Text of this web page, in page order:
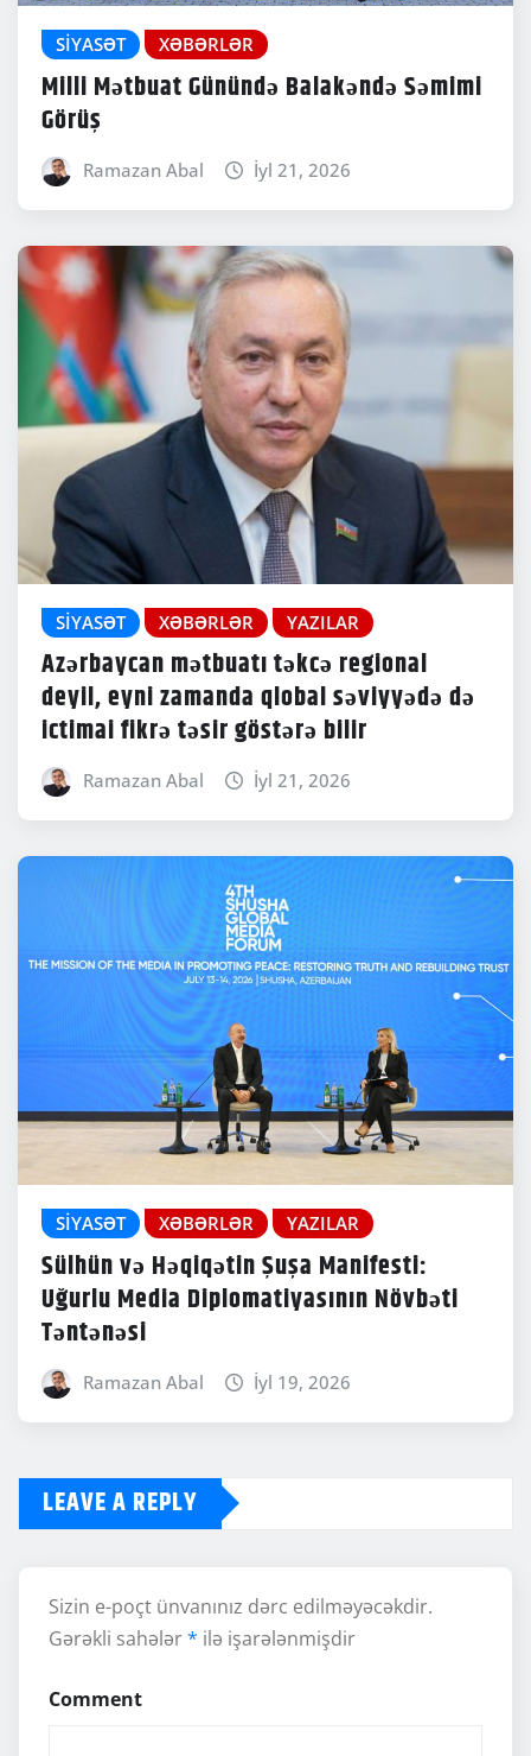
SIYASƏT XƏBƏRLƏR
Milli Mətbuat Günündə Balakəndə Səmimi
Görüş
Ramazan Abal İyl 21, 2026
SIYASƏT XƏBƏRLƏR YAZILAR
Azərbaycan mətbuatı təkcə regional
deyil, eyni zamanda qlobal səviyyədə də
ictimai fikrə təsir göstərə bilir
Ramazan Abal İyl 21, 2026
SIYASƏT XƏBƏRLƏR YAZILAR
Sülhün və Həqiqətin Şuşa Manifesti:
Uğurlu Media Diplomatiyasının Növbəti
Təntənəsi
Ramazan Abal İyl 19, 2026
LEAVE A REPLY
Sizin e-poçt ünvanınız dərc edilməyəcəkdir.
Gərəkli sahələr* ilə işarələnmişdir
Comment